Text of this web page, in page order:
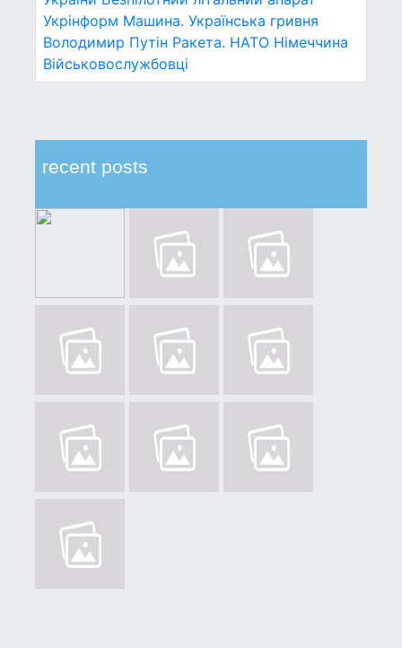
Укрінформ Машина. Українська гривня
Володимир Путін Ракета. НАТО Німеччина
Військовослужбовці
recent posts